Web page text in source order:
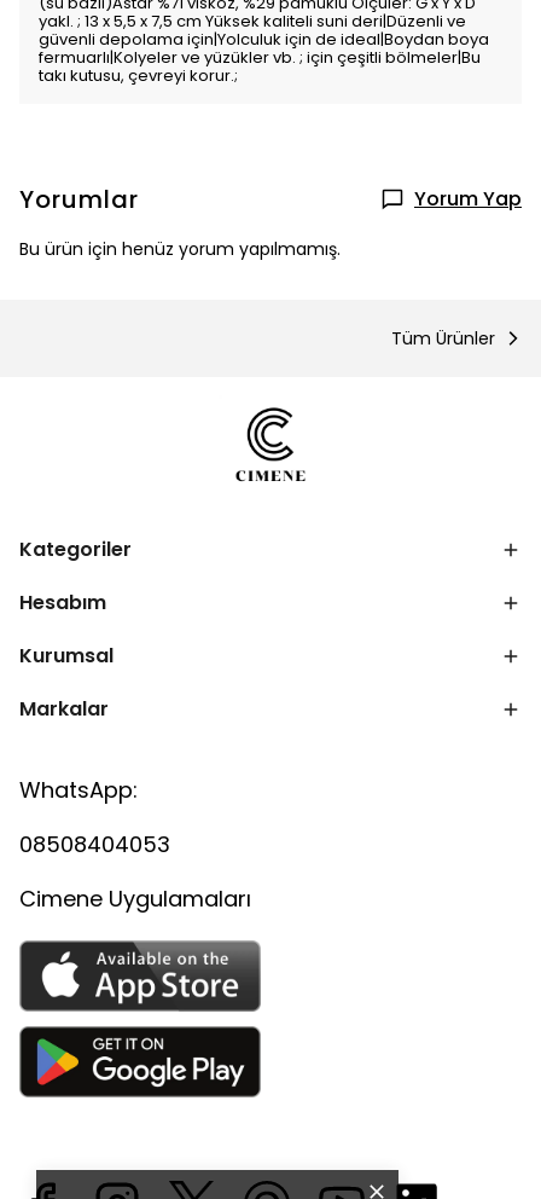
yakl. ; 13 x 5,5 x 7,5 cm Yüksek kaliteli suni deri|Düzenli ve
güvenli depolama için|Yolculuk için de ideal|Boydan boya
fermuarlı|Kolyeler ve yüzükler vb. ; için çeşitli bölmeler|Bu
takı kutusu, çevreyi korur.;
Yorumlar Yorum Yap
Bu ürün için henüz yorum yapılmamış.
Tüm Ürünler
Kategoriler
Hesabım
Kurumsal
Markalar
WhatsApp:
08508404053
Cimene Uygulamaları